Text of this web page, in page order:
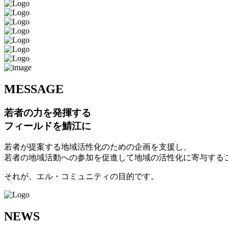
MESSAGE
若者の力を発揮する
フィールドを鯖江に
若者が提案する地域活性化のための企画を支援し、
若者の地域活動への参加を促進して地域の活性化に寄与する
それが、エル・コミュニティの目的です。
NEWS